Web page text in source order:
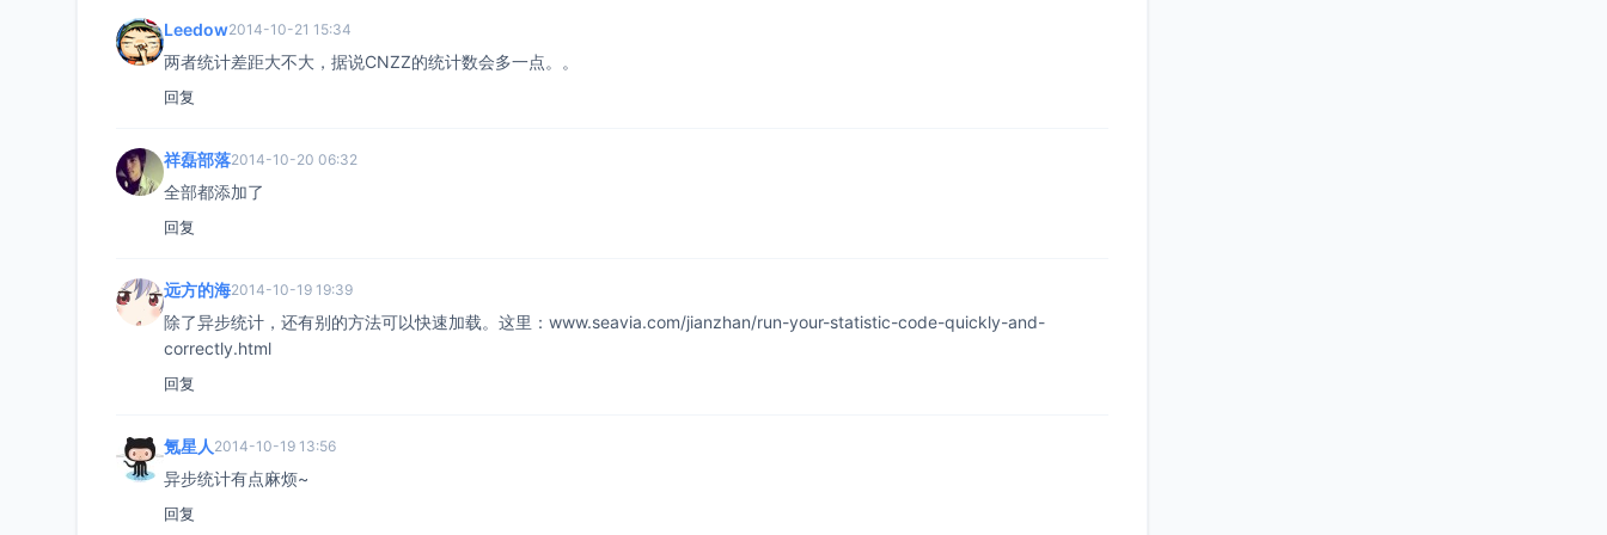
Leedow2014-10-21 15:34
两者统计差距大不大，据说CNZZ的统计数会多一点。。
回复
祥磊部落2014-10-20 06:32
全部都添加了
回复
远方的海2014-10-19 19:39
除了异步统计，还有别的方法可以快速加载。这里：www.seavia.com/jianzhan/run-your-statistic-code-quickly-and-
correctly.html
回复
氪星人 2014-10-19 13:56
异步统计有点麻烦~
回复